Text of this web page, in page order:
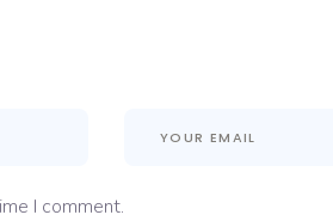
I comment.